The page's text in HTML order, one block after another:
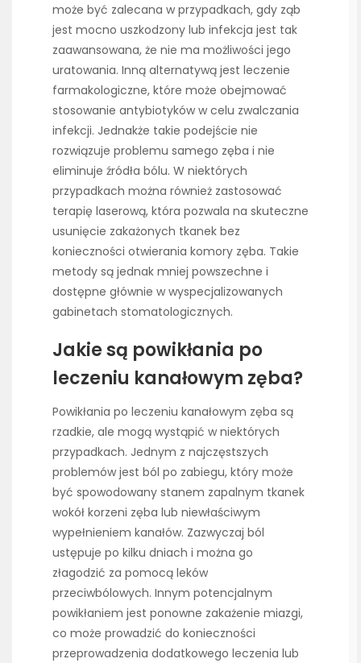
może być zalecana w przypadkach, gdy ząb
jest mocno uszkodzony lub infekcja jest tak
zaawansowana, że nie ma możliwości jego
uratowania. Inną alternatywą jest leczenie
farmakologiczne, które może obejmować
stosowanie antybiotyków w celu zwalczania
infekcji. Jednakże takie podejście nie
rozwiązuje problemu samego zęba i nie
eliminuje źródła bólu. W niektórych
przypadkach można również zastosować
terapię laserową, która pozwala na skuteczne
usunięcie zakażonych tkanek bez
konieczności otwierania komory zęba. Takie
metody są jednak mniej powszechne i
dostępne głównie w wyspecjalizowanych
gabinetach stomatologicznych.
Jakie są powikłania po
leczeniu kanałowym zęba?
Powikłania po leczeniu kanałowym zęba są
rzadkie, ale mogą wystąpić w niektórych
przypadkach. Jednym z najczęstszych
problemów jest ból po zabiegu, który może
być spowodowany stanem zapalnym tkanek
wokół korzeni zęba lub niewłaściwym
wypełnieniem kanałów. Zazwyczaj ból
ustępuje po kilku dniach i można go
złagodzić za pomocą leków
przeciwbólowych. Innym potencjalnym
powikłaniem jest ponowne zakażenie miazgi,
co może prowadzić do konieczności
przeprowadzenia dodatkowego leczenia lub